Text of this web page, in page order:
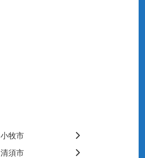
小牧市
清須市